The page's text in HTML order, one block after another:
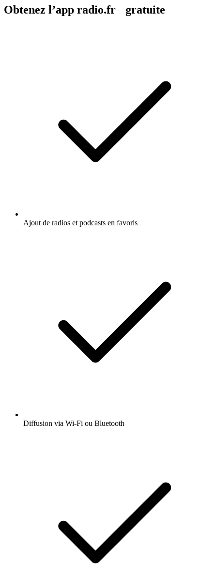
Obtenez l’app radio.fr gratuite
Ajout de radios et podcasts en favoris
Diffusion via Wi-Fi ou Bluetooth